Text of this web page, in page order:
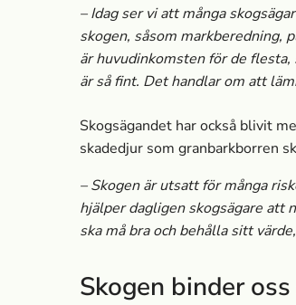
– Idag ser vi att många
skogen, såsom markberedning,
är huvudinkomsten för de flesta,
är så fint. Det handlar om att
Skogsägandet har också blivit
skadedjur som granbarkborren
– Skogen är utsatt för många
hjälper dagligen skogsägare att
ska må bra och behålla sitt
Skogen binder